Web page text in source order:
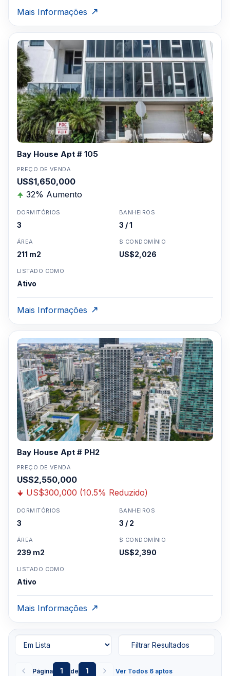
Mais Informações
Bay House Apt # 105
PREÇO DE VENDA
US$1,650,000
32% Aumento
DORMITÓRIOS
3
BANHEIROS
3 / 1
ÁREA
211 m2
$ CONDOMÍNIO
US$2,026
LISTADO COMO
Ativo
Mais Informações
Bay House Apt # PH2
PREÇO DE VENDA
US$2,550,000
US$300,000 (10.5% Reduzido)
DORMITÓRIOS
3
BANHEIROS
3 / 2
ÁREA
239 m2
$ CONDOMÍNIO
US$2,390
LISTADO COMO
Ativo
Mais Informações
Página 1 de 1 Ver Todos 6 aptos
Filtrar Resultados